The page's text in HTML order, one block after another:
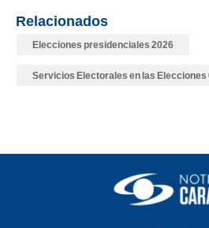
Relacionados
Elecciones presidenciales 2026
Servicios Electorales en las Elecciones